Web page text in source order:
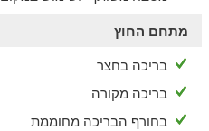
מתחם החוץ
בריכה בחצר
בריכה מקורה
בחורף הבריכה מחוממת